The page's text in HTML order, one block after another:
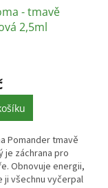
- tmavě
2,5ml
Pomander tmavě
je záchrana pro
Obnovuje energii,
ji všechnu vyčerpal